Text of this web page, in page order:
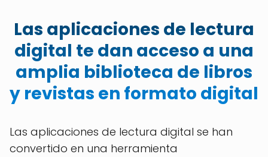
Las aplicaciones de lectura
digital te dan acceso a una
amplia biblioteca de libros
y revistas en formato digital
Las aplicaciones de lectura digital se han
convertido en una herramienta